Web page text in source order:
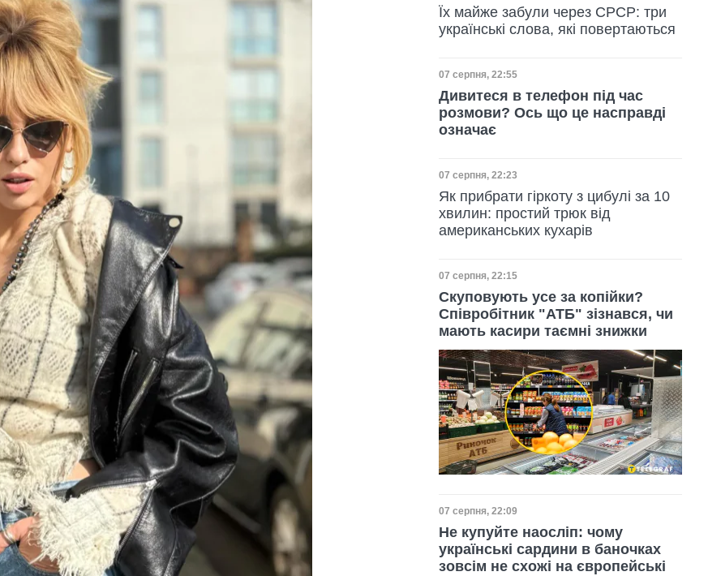
Їх майже забули через СРСР: три
українські слова, які повертаються
Дата публікації
07 серпня, 22:55
Дивитеся в телефон під час
розмови? Ось що це насправді
означає
Дата публікації
07 серпня, 22:23
Як прибрати гіркоту з цибулі за 10
хвилин: простий трюк від
американських кухарів
Дата публікації
07 серпня, 22:15
Скуповують усе за копійки?
Співробітник "АТБ" зізнався, чи
мають касири таємні знижки
Дата публікації
07 серпня, 22:09
Не купуйте наосліп: чому
українські сардини в баночках
зовсім не схожі на європейські